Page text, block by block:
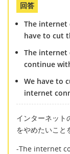
回答
The internet
have to cut
The internet
continue
We have to
internet
インターネット
をやめたいこと
-The internet